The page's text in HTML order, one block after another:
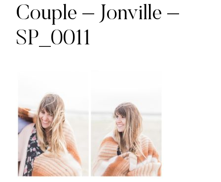
Couple – Jonville –
SP_0011